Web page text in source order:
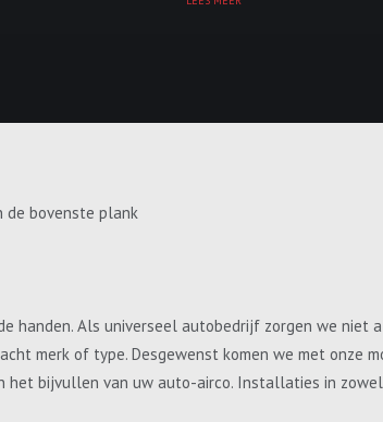
de bovenste plank
handen. Als universeel autobedrijf zorgen we niet
merk of type. Desgewenst komen we met onze
bijvullen van uw auto-airco. Installaties in